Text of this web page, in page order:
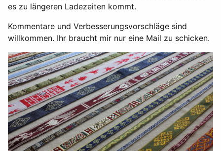
es zu längeren Ladezeiten kommt.
Kommentare und Verbesserungsvorschläge sind
willkommen. Ihr braucht mir nur eine Mail zu schicken.